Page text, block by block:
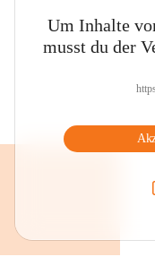
Um Inhalte
musst du der